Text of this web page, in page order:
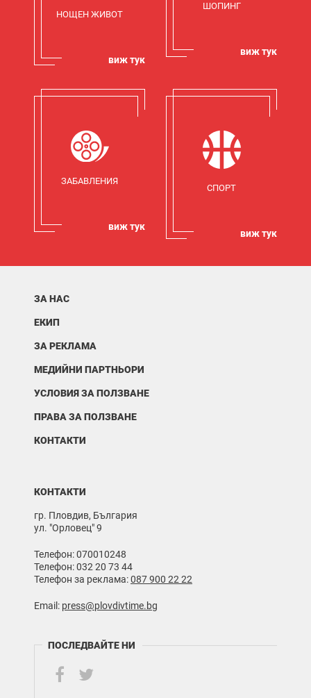
НОЩЕН ЖИВОТ
виж тук
ШОПИНГ
виж тук
ЗАБАВЛЕНИЯ
виж тук
СПОРТ
виж тук
ЗА НАС
ЕКИП
ЗА РЕКЛАМА
МЕДИЙНИ ПАРТНЬОРИ
УСЛОВИЯ ЗА ПОЛЗВАНЕ
ПРАВА ЗА ПОЛЗВАНЕ
КОНТАКТИ
КОНТАКТИ
гр. Пловдив, България
ул. "Орловец" 9
Телефон: 070010248
Телефон: 032 20 73 44
Телефон за реклама:087 900 22 22
Email: press@plovdivtime.bg
ПОСЛЕДВАЙТЕ НИ